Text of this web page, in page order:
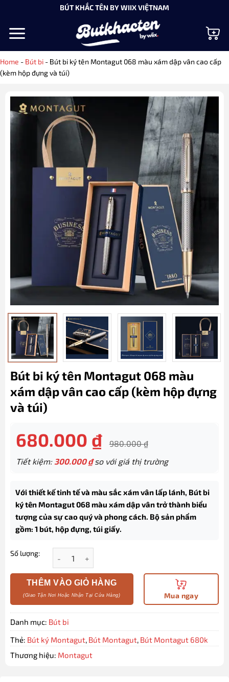
nội
BÚT KHẮC TÊN BY WIIX VIỆTNAM
Home - Bút bi - Bút bi ký tên Montagut 068 màu xám dập vân cao cấp
(kèm hộp đựng và túi)
Bút bi ký tên Montagut 068 màu
xám dập vân cao cấp (kèm hộp đựng
và túi)
680.000 ₫ 980.000₫
Tiết kiệm: 300.000₫so với giá thị trường
Với thiết kế tinh tế và màu sắc xám vân lấp lánh, Bút bi
ký tên Montagut 068 màu xám dập vân trở thành biểu
tượng của sự cao quý và phong cách. Bộ sản phẩm
gồm: 1 bút, hộp đựng, túi giấy.
Số lượng:
THÊM VÀO GIỎ HÀNG
Mua ngay
Danh mục: Bút bi
Thẻ: Bút ký Montagut, Bút Montagut, Bút Montagut 680k
Thương hiệu: Montagut